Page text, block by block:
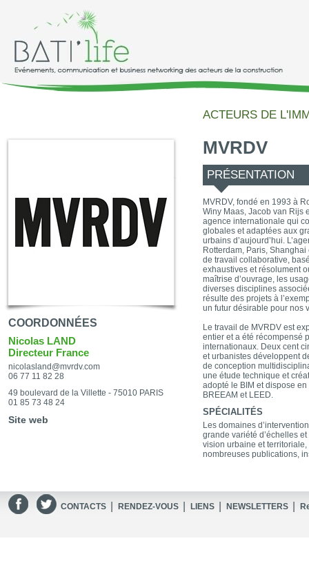
ACTEURS DE
COORDONNÉES
Nicolas LAND
Directeur France
nicolasland@mvrdv.com
06 77 11 82 28
49 boulevard de la Villette - 75010 PARIS
01 85 73 48 24
Site web
MVRDV
PRÉSENTATION
MVRDV, fondé en 1993 à
Winy Maas, Jacob van Rijs
agence internationale qui
globales et adaptées aux
urbains d’aujourd’hui.
Rotterdam, Paris,
de travail collaborative,
exhaustives et résolument
maîtrise d’ouvrage, les
diverses disciplines
résulte des projets à
un futur désirable pour nos
Le travail de MVRDV est
entier et a été récompensé
internationaux. Deux cent
et urbanistes développent
de conception
une étude technique et
adopté le BIM et dispose
BREEAM et LEED.
SPÉCIALITÉS
Les domaines
grande variété d’échelles
vision urbaine et
nombreuses publications,
CONTACTS RENDEZ-VOUS LIENS NEWSLETTERS